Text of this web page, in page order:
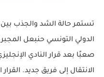
تستمر حالة الشد والجذب بين
الدولي التونسي حنبعل
صعبًا بعد قرار النادي
الانتقال إلى فريق جديد. القرار